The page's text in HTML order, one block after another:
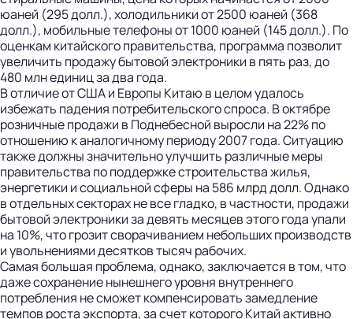
юаней (295 долл.), холодильники от 2500 юаней (368
долл.), мобильные телефоны от 1000 юаней (145 долл.). По
оценкам китайского правительства, программа позволит
увеличить продажу бытовой электроники в пять раз, до
480 млн единиц за два года.
В отличие от США и Европы Китаю в целом удалось
избежать падения потребительского спроса. В октябре
розничные продажи в Поднебесной выросли на 22% по
отношению к аналогичному периоду 2007 года. Ситуацию
также должны значительно улучшить различные меры
правительства по поддержке строительства жилья,
энергетики и социальной сферы на 586 млрд долл. Однако
в отдельных секторах не все гладко, в частности, продажи
бытовой электроники за девять месяцев этого года упали
на 10%, что грозит сворачиванием небольших производств
и увольнениями десятков тысяч рабочих.
Самая большая проблема, однако, заключается в том, что
даже сохранение нынешнего уровня внутреннего
потребления не сможет компенсировать замедление
темпов роста экспорта, за счет которого Китай активно